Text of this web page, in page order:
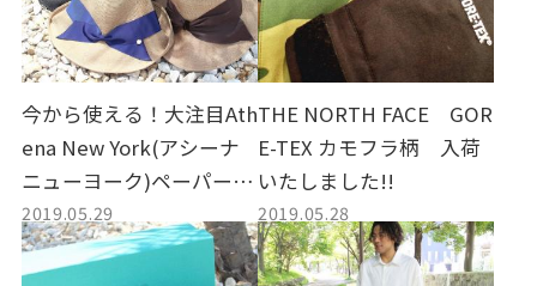
今から使える！大注目Ath
ena New York(アシーナ
ニューヨーク)ペーパーハ
ットのご紹介です★
2019.05.29
THE NORTH FACE GOR
E-TEX カモフラ柄 入荷
いたしました!!
2019.05.28